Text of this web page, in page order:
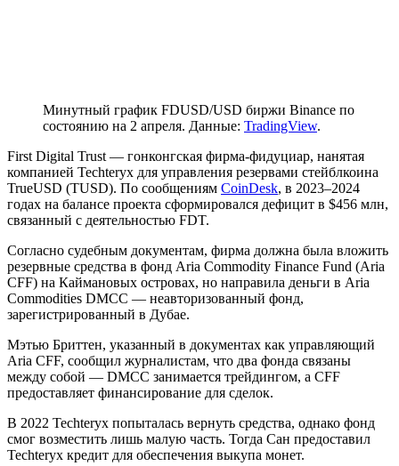
Минутный график FDUSD/USD биржи Binance по
состоянию на 2 апреля. Данные: TradingView.
First Digital Trust — гонконгская фирма-фидуциар, нанятая
компанией Techteryx для управления резервами стейблкоина
TrueUSD (TUSD). По сообщениям CoinDesk, в 2023–2024
годах на балансе проекта сформировался дефицит в $456 млн,
связанный с деятельностью FDT.
Согласно судебным документам, фирма должна была вложить
резервные средства в фонд Aria Commodity Finance Fund (Aria
CFF) на Каймановых островах, но направила деньги в Aria
Commodities DMCC — неавторизованный фонд,
зарегистрированный в Дубае.
Мэтью Бриттен, указанный в документах как управляющий
Aria CFF, сообщил журналистам, что два фонда связаны
между собой — DMCC занимается трейдингом, а CFF
предоставляет финансирование для сделок.
В 2022 Techteryx попыталась вернуть средства, однако фонд
смог возместить лишь малую часть. Тогда Сан предоставил
Techteryx кредит для обеспечения выкупа монет.